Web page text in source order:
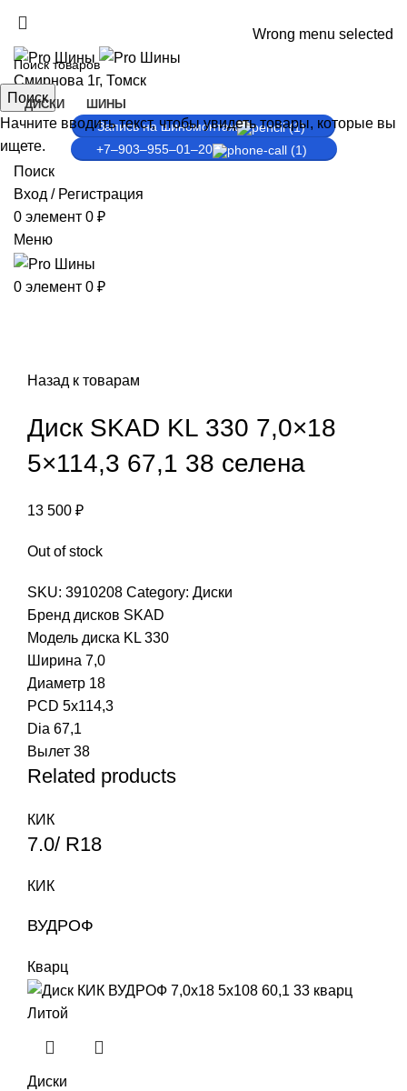
Wrong menu selected
Смирнова 1г, Томск
ДИСКИ ШИНЫ
Запись на шиномонтаж
+7‒903‒955‒01‒20
Поиск
Вход / Регистрация
0 элемент 0 ₽
Меню
0 элемент 0 ₽
Назад к товарам
Диск SKAD KL 330 7,0×18
5×114,3 67,1 38 селена
13 500 ₽
Out of stock
SKU: 3910208 Category: Диски
Бренд дисков SKAD
Модель диска KL 330
Ширина 7,0
Диаметр 18
PCD 5x114,3
Dia 67,1
Вылет 38
Related products
КИК
7.0/ R18
КИК
ВУДРОФ
Кварц
Литой
Диски
Поиск
Начните вводить текст, чтобы увидеть товары, которые вы
ищете.